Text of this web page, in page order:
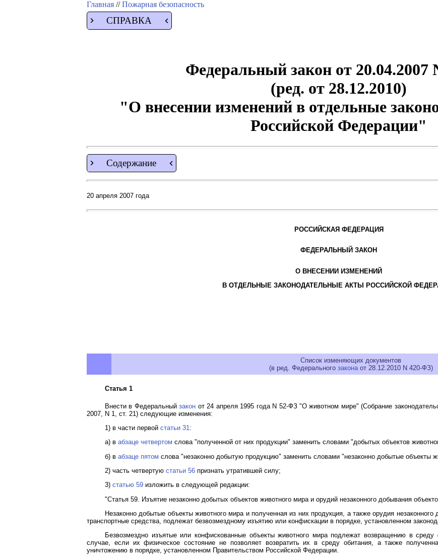
Главная //Пожарная безопасность
СПРАВКА
Федеральный закон от 20.04.2007
(ред. от 28.12.2010)
"О внесении изменений в отдельные
Российской Федерации"
Содержание
20 апреля 2007 года
РОССИЙСКАЯ ФЕДЕРАЦИЯ
ФЕДЕРАЛЬНЫЙ ЗАКОН
О ВНЕСЕНИИ ИЗМЕНЕНИЙ
В ОТДЕЛЬНЫЕ ЗАКОНОДАТЕЛЬНЫЕ АКТЫ РОССИЙСКОЙ
Список изменяющих документов
(в ред. Федерального законаот 28.12.2010 N 420-ФЗ)
Статья 1
Внести в Федеральныйзакон от 24 апреля 1995 года N 52-ФЗ "О животном мире" (Собрание
2007, N 1, ст. 21) следующие изменения:
1) в части первой статьи 31 :
а) в абзаце четвертом слова "полученной от них продукции" заменить словами "добытых объектов
б) в абзаце пятом слова "незаконно добытую продукцию" заменить словами "незаконно добытые объекты
2) часть четвертую статьи 56 признать утратившей силу;
3) статью 59 изложить в следующей редакции:
"Статья 59. Изъятие незаконно добытых объектов животного мира и орудий незаконного добывания
Незаконно добытые объекты животного мира и полученная из них продукция, а также орудия
транспортные средства, подлежат безвозмездному изъятию или конфискации в порядке, установленном
Безвозмездно изъятые или конфискованные объекты животного мира подлежат возвращению в среду
случае, если их физическое состояние не позволяет возвратить их в среду обитания, а также
уничтожению в порядке, установленном Правительством Российской Федерации.